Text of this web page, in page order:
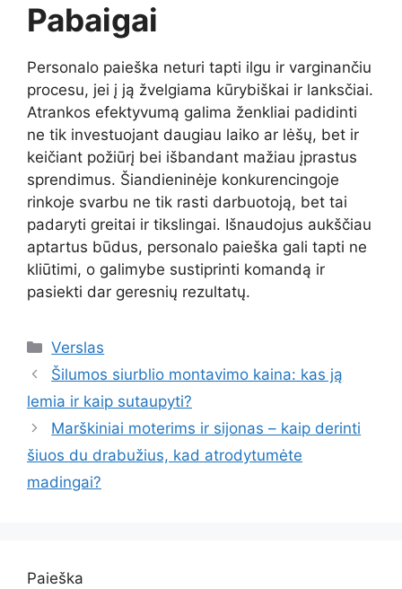
Pabaigai
Personalo paieška neturi tapti ilgu ir varginančiu
procesu, jei į ją žvelgiama kūrybiškai ir lanksčiai.
Atrankos efektyvumą galima ženkliai padidinti
ne tik investuojant daugiau laiko ar lėšų, bet ir
keičiant požiūrį bei išbandant mažiau įprastus
sprendimus. Šiandieninėje konkurencingoje
rinkoje svarbu ne tik rasti darbuotoją, bet tai
padaryti greitai ir tikslingai. Išnaudojus aukščiau
aptartus būdus, personalo paieška gali tapti ne
kliūtimi, o galimybe sustiprinti komandą ir
pasiekti dar geresnių rezultatų.
Kategorijos
Verslas
Šilumos siurblio montavimo kaina: kas ją
lemia ir kaip sutaupyti?
Marškiniai moterims ir sijonas – kaip derinti
šiuos du drabužius, kad atrodytumėte
madingai?
Paieška